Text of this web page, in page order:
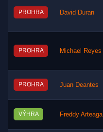
PROHRA David Duran
PROHRA Michael Reyes
PROHRA Juan Deantes
VÝHRA Freddy Arteaga